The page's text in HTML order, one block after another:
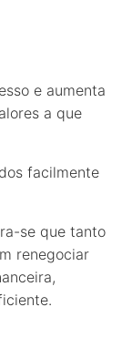
e aumenta
a que
facilmente
se que tanto
renegociar